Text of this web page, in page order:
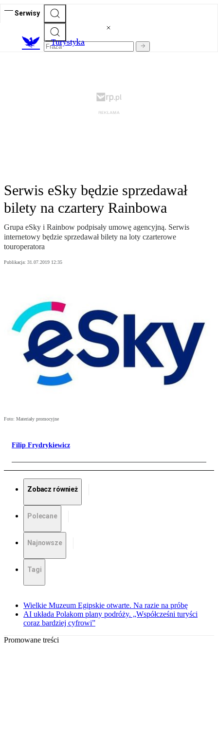
Serwisy
Turystyka
Serwis eSky będzie sprzedawał
bilety na czartery Rainbowa
Grupa eSky i Rainbow podpisały umowę agencyjną. Serwis
internetowy będzie sprzedawał bilety na loty czarterowe
touroperatora
Publikacja: 31.07.2019 12:35
Foto: Materiały promocyjne
Filip Frydrykiewicz
Zobacz również
Polecane
Najnowsze
Tagi
Wielkie Muzeum Egipskie otwarte. Na razie na próbę
AI układa Polakom plany podróży. „Współcześni turyści
coraz bardziej cyfrowi”
Promowane treści